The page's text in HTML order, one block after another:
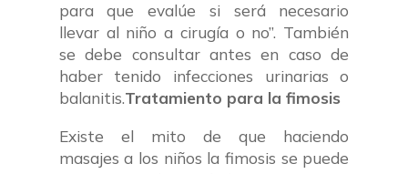
para que evalúe si será necesario
llevar al niño a cirugía o no”. También
se debe consultar antes en caso de
haber tenido infecciones urinarias o
balanitis.Tratamiento para la fimosis
Existe el mito de que haciendo
masajes a los niños la fimosis se puede